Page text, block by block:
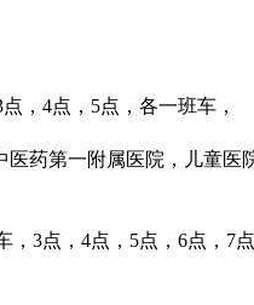
，4点，5点，各一班车，
药第一附属医院，儿童医
3点，4点，5点，6点，7